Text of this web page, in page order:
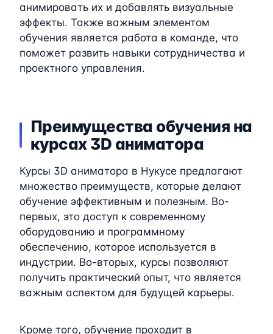
анимировать их и добавлять визуальные
эффекты. Также важным элементом
обучения является работа в команде, что
поможет развить навыки сотрудничества и
проектного управления.
Преимущества обучения на
курсах 3D аниматора
Курсы 3D аниматора в Нукусе предлагают
множество преимуществ, которые делают
обучение эффективным и полезным. Во-
первых, это доступ к современному
оборудованию и программному
обеспечению, которое используется в
индустрии. Во-вторых, курсы позволяют
получить практический опыт, что является
важным аспектом для будущей карьеры.
Кроме того, обучение проходит в